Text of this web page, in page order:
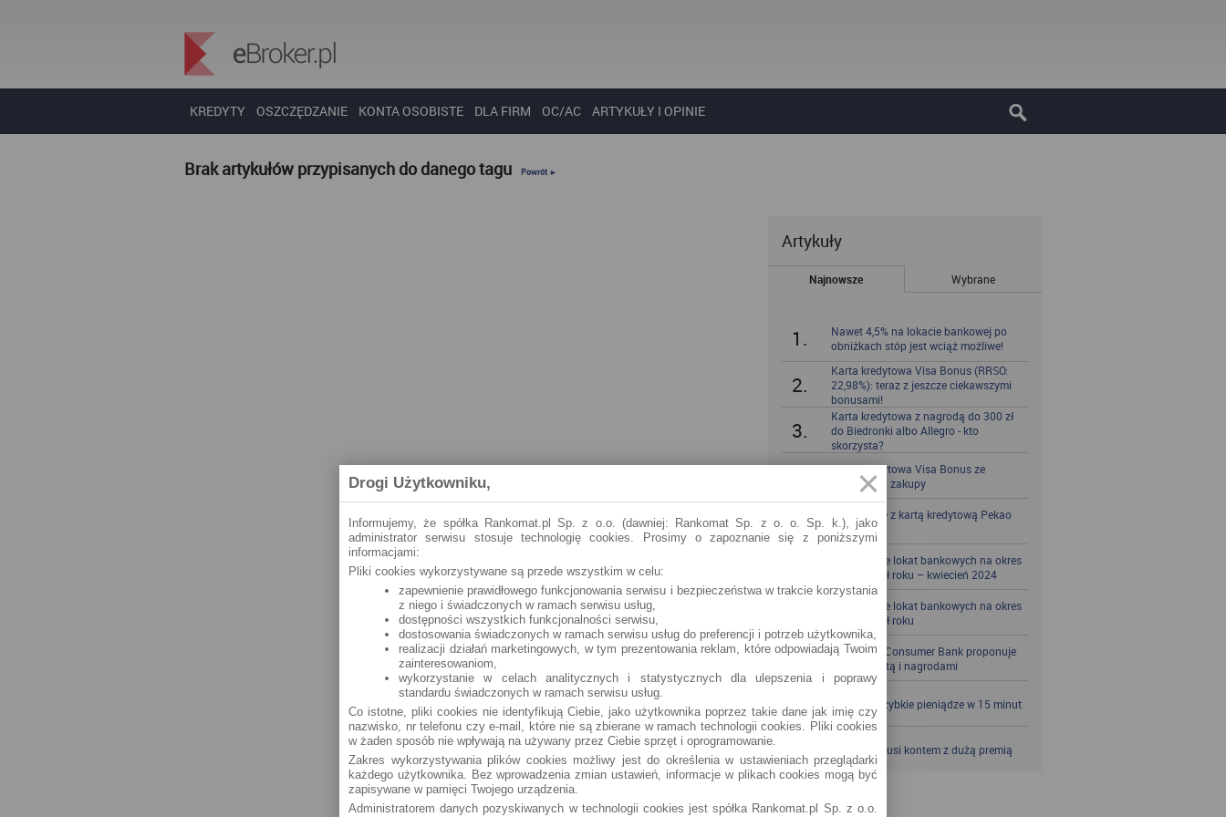
KREDYTY OSZCZĘDZANIE KONTA OSOBISTE DLA FIRM OC/AC ARTYKUŁY I OPINIE
Brak artykułów przypisanych do danego tagu Powrót ►
Artykuły
Najnowsze Wybrane
1.
Nawet 4,5% na lokacie bankowej po
obniżkach stóp jest wciąż możliwe!
2.
Karta kredytowa Visa Bonus (RRSO:
22,98%): teraz z jeszcze ciekawszymi
bonusami!
3.
Karta kredytowa z nagrodą do 300 zł
do Biedronki albo Allegro - kto
skorzysta?
Karta kredytowa Visa Bonus ze
zwrotem za zakupy
5.
Zbieraj mile z kartą kredytową Pekao
S.A.
Porównanie lokat bankowych na okres
powyżej pół roku – kwiecień 2024
Porównanie lokat bankowych na okres
powyżej pół roku
8.
Santander Consumer Bank proponuje
jesień z kartą i nagrodami
9. SKOK po szybkie pieniądze w 15 minut
10. VeloBank kusi kontem z dużą premią
Drogi Użytkowniku,
Informujemy, że spółka Rankomat.pl Sp. z o.o. (dawniej: Rankomat Sp. z o. o. Sp. k.), jako
administrator serwisu stosuje technologię cookies. Prosimy o zapoznanie się z poniższymi
informacjami:
Pliki cookies wykorzystywane są przede wszystkim w celu:
zapewnienie prawidłowego funkcjonowania serwisu i bezpieczeństwa w trakcie korzystania
z niego i świadczonych w ramach serwisu usług,
dostępności wszystkich funkcjonalności serwisu,
dostosowania świadczonych w ramach serwisu usług do preferencji i potrzeb użytkownika,
realizacji działań marketingowych, w tym prezentowania reklam, które odpowiadają Twoim
zainteresowaniom,
wykorzystanie w celach analitycznych i statystycznych dla ulepszenia i poprawy
standardu świadczonych w ramach serwisu usług.
Co istotne, pliki cookies nie identyfikują Ciebie, jako użytkownika poprzez takie dane jak imię czy
nazwisko, nr telefonu czy e-mail, które nie są zbierane w ramach technologii cookies. Pliki cookies
w żaden sposób nie wpływają na używany przez Ciebie sprzęt i oprogramowanie.
Zakres wykorzystywania plików cookies możliwy jest do określenia w ustawieniach przeglądarki
każdego użytkownika. Bez wprowadzenia zmian ustawień, informacje w plikach cookies mogą być
zapisywane w pamięci Twojego urządzenia.
Administratorem danych pozyskiwanych w technologii cookies jest spółka Rankomat.pl Sp. z o.o.